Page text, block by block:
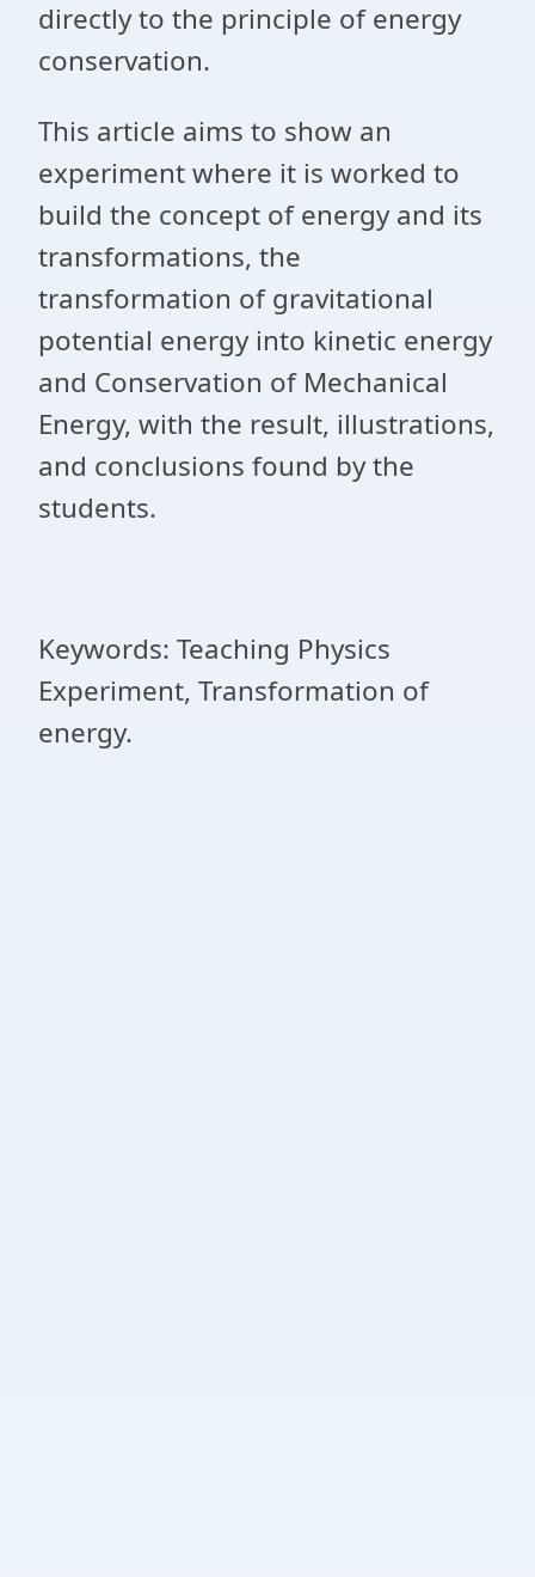
directly to the principle of energy
conservation.
This article aims to show an
experiment where it is worked to
build the concept of energy and its
transformations, the
transformation of gravitational
potential energy into kinetic energy
and Conservation of Mechanical
Energy, with the result, illustrations,
and conclusions found by the
students.
Keywords: Teaching Physics
Experiment, Transformation of
energy.